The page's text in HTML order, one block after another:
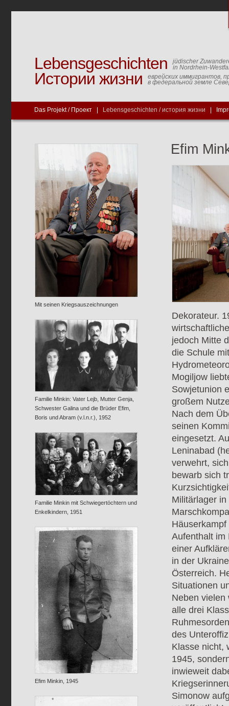
Lebensgeschichten
jüdischer
in Nordrhein-
Истории жизни еврейских иммигрантов,
в федеральной земле
Das Projekt / Проект Lebensgeschichten / история жизни
Mit seinen Kriegsauszeichnungen
Familie Minkin: Vater Lejb, Mutter Genja,
Schwester Galina und die Brüder Efim,
Boris und Abram (v.l.n.r.), 1952
Familie Minkin mit Schwiegertöchtern und
Enkelkindern, 1951
Efim Minkin, 1945
Efim
Dekorateur.
jedoch Mitte
die Schule
Mogiljow
Sowjetunion
großem
Nach dem
seinen
eingesetzt.
Leninabad
verwehrt,
bewarb sich
Militärlager
Aufenthalt im
einer
in der
Österreich.
Situationen
Neben vielen
alle drei
des
Klasse nicht,
1945,
inwieweit
Simonow